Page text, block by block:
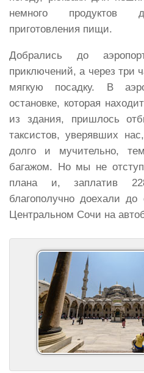
немного продуктов
приготовления пищи.
Добрались до
приключений, а через три
мягкую посадку. В
остановке, которая
из здания, пришлось
таксистов, уверявших
долго и мучительно,
багажом. Но мы не
плана и, заплатив
благополучно доехали до
Центральном Сочи на